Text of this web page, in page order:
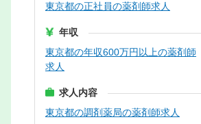
東京都の正社員の薬剤師求人
年収
東京都の年収600万円以上の薬剤師
求人
求人内容
東京都の調剤薬局の薬剤師求人